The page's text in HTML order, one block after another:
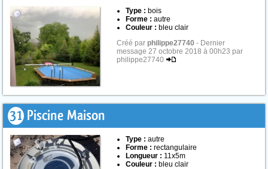
Type : bois
Forme : autre
Couleur : bleu clair
Créé par philippe27740 - Dernier
message 27 octobre 2018 à 00h23 par
philippe27740
31 Piscine Maison
Type : autre
Forme : rectangulaire
Longueur : 11x5m
Couleur : bleu clair